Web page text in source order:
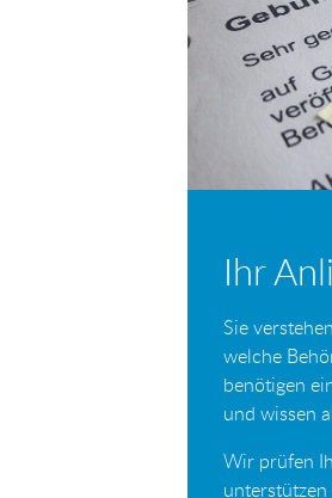
Ihr
Sie
welche
benötigen
und wissen
Wir prüfen
unterstützen